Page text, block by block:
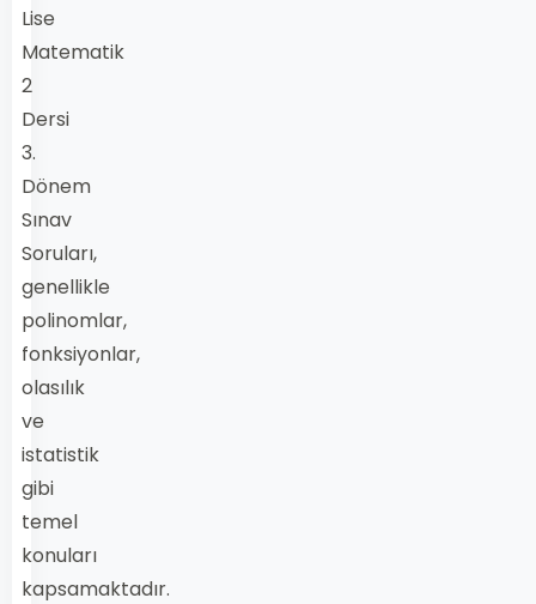
Lise
Matematik
2
Dersi
3.
Dönem
Sınav
Soruları,
genellikle
polinomlar,
fonksiyonlar,
olasılık
ve
istatistik
gibi
temel
konuları
kapsamaktadır.